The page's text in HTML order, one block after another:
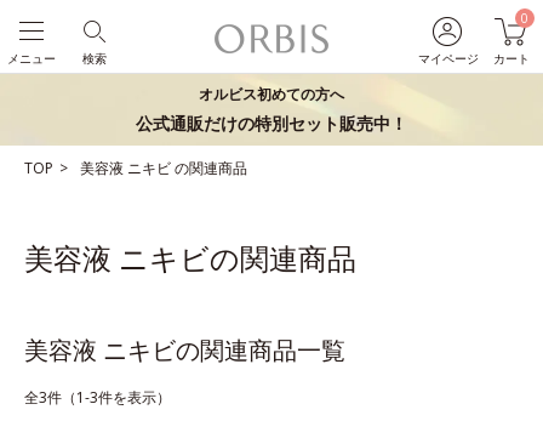
マイページ
0
カート
検索
メニュー
オルビス初めての方へ
公式通販だけの特別セット販売中！
TOP 美容液 ニキビの関連商品
美容液 ニキビの関連商品
美容液 ニキビの関連商品一覧
全3件（1-3件を表示）